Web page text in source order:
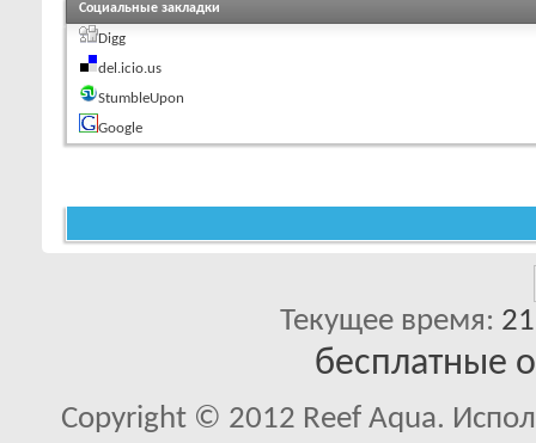
Социальные закладки
Digg
del.icio.us
StumbleUpon
Google
Текущее время:
бесплатные
Copyright © 2012 Reef Aqua.